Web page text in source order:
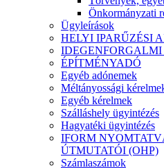
Önkormányzati
Ügyleírások
HELYI IPARŰZÉSI
IDEGENFORGALMI
ÉPÍTMÉNYADÓ
Egyéb adónemek
Méltányossági
Egyéb kérelmek
Szálláshely ügyintézés
Hagyatéki ügyintézés
IFORM
ÚTMUTATÓI (OHP)
Számlaszámok